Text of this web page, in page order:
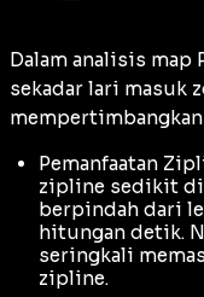
Dalam analisis map
sekadar lari masuk
Pemanfaatan
zipline sedikit
berpindah dari
hitungan detik.
seringkali
zipline.